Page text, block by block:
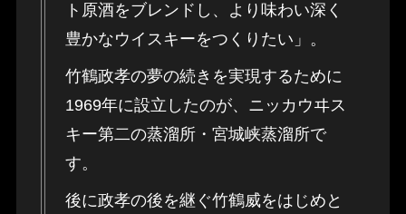
ト原酒をブレンドし、より味わい深く
豊かなウイスキーをつくりたい」。
竹鶴政孝の夢の続きを実現するために
1969年に設立したのが、ニッカウヰス
キー第二の蒸溜所・宮城峡蒸溜所で
す。
後に政孝の後を継ぐ竹鶴威をはじめと